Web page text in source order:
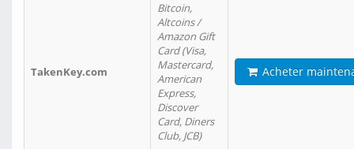
TakenKey.com
Bitcoin,
Altcoins /
Amazon Gift
Card (Visa,
Mastercard,
American
Express,
Discover
Card, Diners
Club, JCB)
Acheter